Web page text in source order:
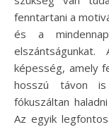
fenntartani a
és a
képesség, amely
hosszú távon is
fókuszáltan
Az egyik